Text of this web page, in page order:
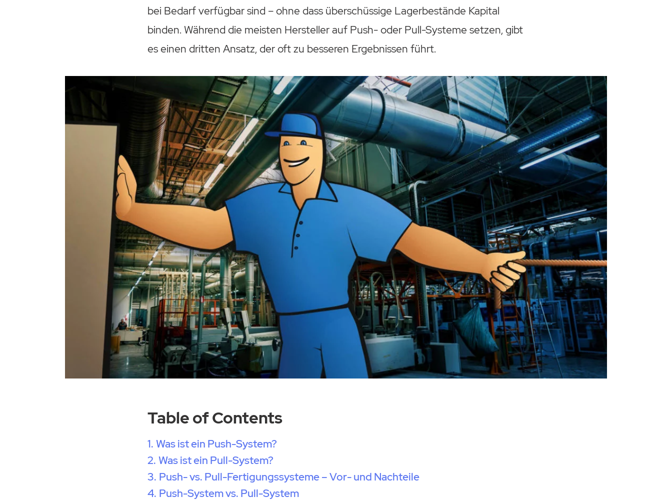
bei Bedarf verfügbar sind – ohne dass überschüssige Lagerbestände Kapital
binden. Während die meisten Hersteller auf Push- oder Pull-Systeme setzen, gibt
es einen dritten Ansatz, der oft zu besseren Ergebnissen führt.
Table of Contents
Was ist ein Push-System?
Was ist ein Pull-System?
Push- vs. Pull-Fertigungssysteme – Vor- und Nachteile
Push-System vs. Pull-System